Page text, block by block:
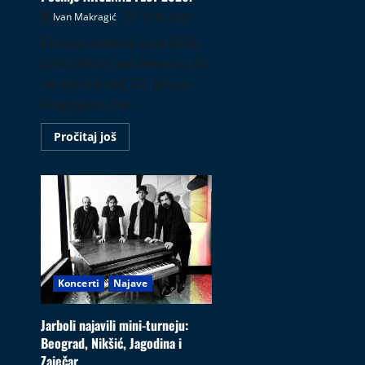
Ivan Makragić 24.06.2026
Festival Arsenal Fest 2026.
biće održan od četvrtka, 25.
06. do subote, 27. juna u
Kragujevcu na...
Pročitaj jošRead
more
ARSENAL
FEST
2026.
Koncerti Najave
Jarboli najavili mini-turneju:
Beograd, Nikšić, Jagodina i
Zaječar